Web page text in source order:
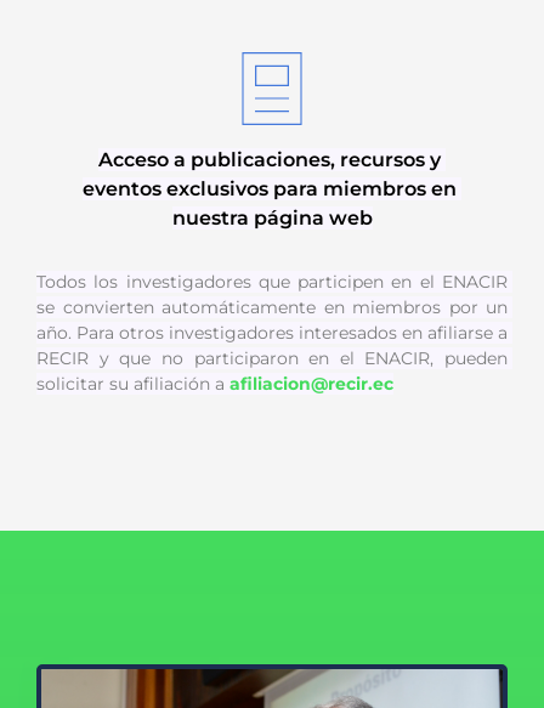
Acceso a publicaciones, recursos y
eventos exclusivos para miembros en
nuestra página web
Todos los investigadores que participen en el ENACIR
se convierten automáticamente en miembros por un
año. Para otros investigadores interesados ​​en afiliarse a
RECIR y que no participaron en el ENACIR, pueden
solicitar su afiliación a afiliacion@recir.ec